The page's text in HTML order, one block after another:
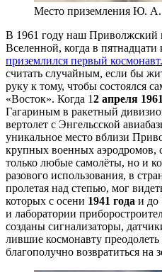
Место приземления Ю. А.
В 1961 году наш Приволжский
Вселенной, когда в
приземлился первый космонавт.
считать случайным, если бы
руку к тому, чтобы состоялся
«Восток». Когда 12 апреля
Гагариным в ракетный
вертолет с Энгельсской
уникальное место вбли­зи
крупных военных аэродромов,
только лю­бые самолёты, но и
разового использования, в
пролетая над степью, мог
которых с осени 1941 года и до
и лаборатории
созданы сигнализаторы,
лившие космонавту
благополучно возвратиться на